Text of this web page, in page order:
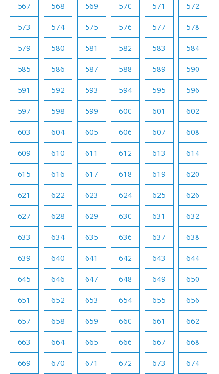
567 568 569 570 571 572
573 574 575 576 577 578
579 580 581 582 583 584
585 586 587 588 589 590
591 592 593 594 595 596
597 598 599 600 601 602
603 604 605 606 607 608
609 610 611 612 613 614
615 616 617 618 619 620
621 622 623 624 625 626
627 628 629 630 631 632
633 634 635 636 637 638
639 640 641 642 643 644
645 646 647 648 649 650
651 652 653 654 655 656
657 658 659 660 661 662
663 664 665 666 667 668
669 670 671 672 673 674